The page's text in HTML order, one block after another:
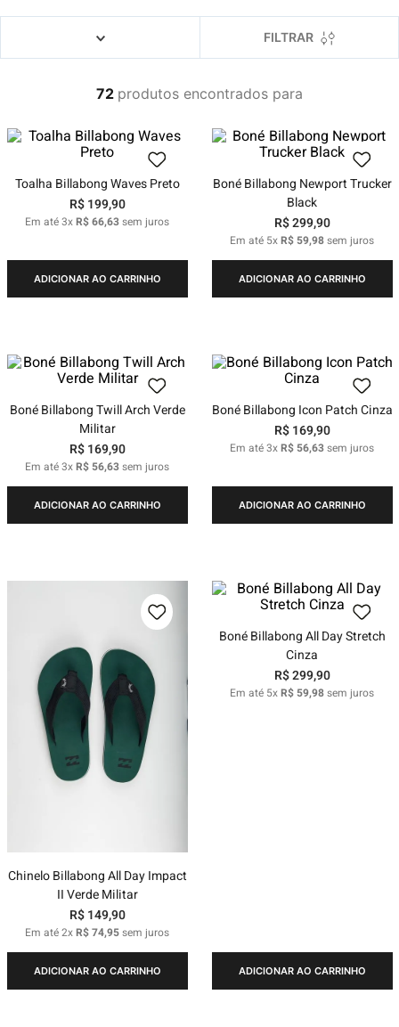
FILTRAR
72 produtos
Toalha Billabong Waves Preto
R$ 199,90
Em até3xR$66,63sem juros
ADICIONAR AO CARRINHO
Boné Billabong Newport Trucker
Black
R$299,90
Em até 5xR$ 59,98sem juros
ADICIONAR AO CARRINHO
Boné Billabong Twill Arch Verde
Militar
R$ 169,90
Em até3xR$ 56,63sem juros
ADICIONAR AO CARRINHO
Boné Billabong Icon Patch Cinza
R$ 169,90
Em até3xR$ 56,63sem juros
ADICIONAR AO CARRINHO
Chinelo Billabong All Day Impact
II Verde Militar
R$ 149,90
Em até2xR$74,95sem juros
ADICIONAR AO CARRINHO
Boné Billabong All Day Stretch
Cinza
R$299,90
Em até 5xR$ 59,98sem juros
ADICIONAR AO CARRINHO
camiseta
jaqueta
8º
carteira
mochila
10º chinelo